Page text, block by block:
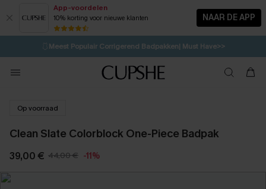
App-voordelen
10% korting voor nieuwe klanten NAAR DE APP
⚡️LAATSTE KANS | Tot 50% korting>>
🩱Meest Populair Corrigerend Badpakken| Must Have>>
💌Abonneer je & ontvang tot 15% korting>>
Koop 3, krijg 15% korting | CODE: SW15
Op voorraad
Clean Slate Colorblock One-Piece Badpak
39,00 € 44,00 € -11%